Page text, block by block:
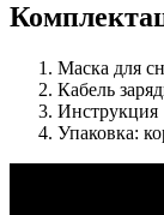
Маска для
Кабель
Инструкция
Упаковка: